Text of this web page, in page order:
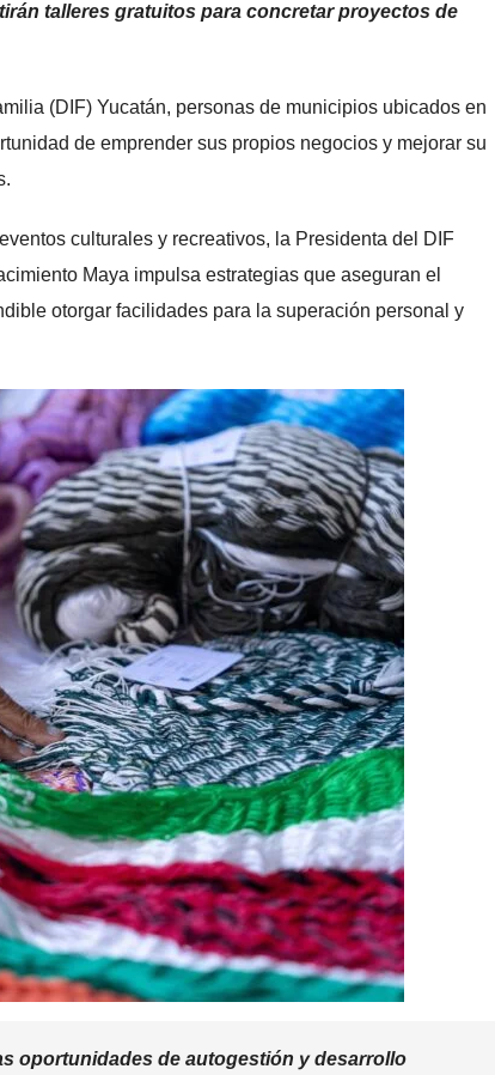
talleres gratuitos para concretar proyectos de
(DIF) Yucatán, personas de municipios ubicados en
de emprender sus propios negocios y mejorar su
culturales y recreativos, la Presidenta del DIF
Maya impulsa estrategias que aseguran el
otorgar facilidades para la superación personal y
oportunidades de autogestión y desarrollo